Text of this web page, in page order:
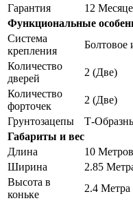
Гарантия
12
Функциональные
Система
крепления
Болтовое
Количество
дверей
2 (Две)
Количество
форточек
2 (Две)
Грунтозацепы
Т-
Габариты и вес
Длина
10 Метров
Ширина
2.85
Высота в
коньке
2.4 Метра